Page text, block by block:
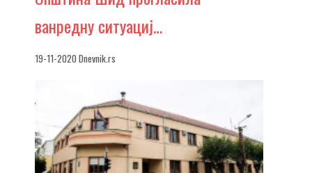
ванредну ситуациј…
19-11-2020 Dnevnik.rs